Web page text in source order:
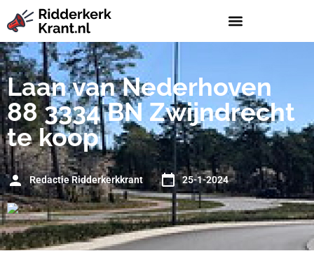
Laan van Nederhoven
88 3334 BN Zwijndrecht
te koop
Redactie Ridderkerkkrant 25-1-2024